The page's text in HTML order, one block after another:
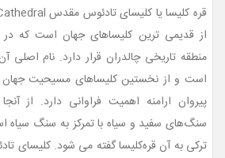
از قدیمی ترین کلیساهای جهان است که در
منطقه تاریخی چالدران قرار دارد. نام
است و از نخستین کلیساهای مسیحیت جهان
پیروان ارامنه اهمیت فراوانی دارد. از
سنگ‌های سفید و سیاه با تمرکز به سنگ سیاه
ترکی به آن قره‌کلیسا گفته می شود. کلیسای